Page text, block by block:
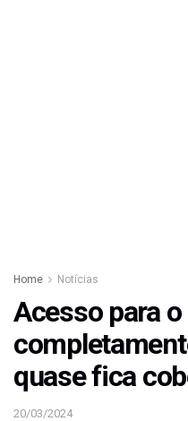
Home Notícias
Acesso para
quase fica
20/03/2024